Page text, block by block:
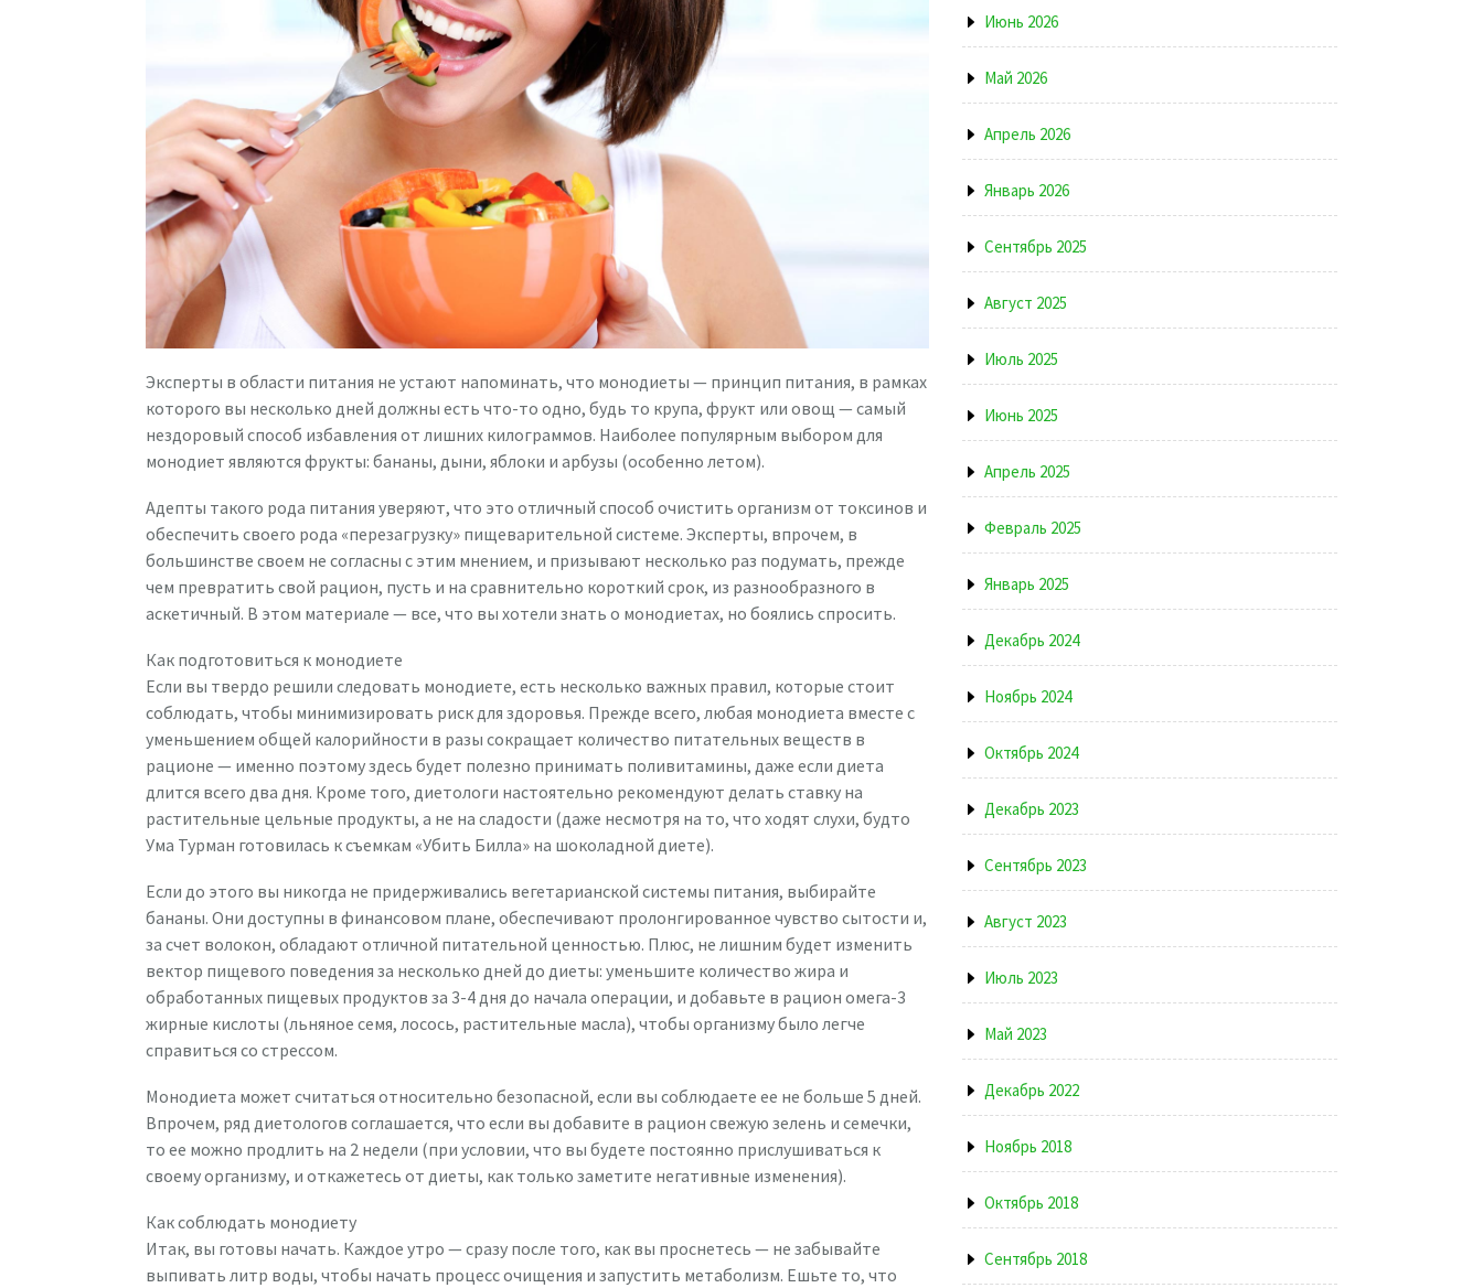
Эксперты в области питания не устают напоминать, что монодиеты — принцип питания, в рамках
которого вы несколько дней должны есть что-то одно, будь то крупа, фрукт или овощ — самый
нездоровый способ избавления от лишних килограммов. Наиболее популярным выбором для
монодиет являются фрукты: бананы, дыни, яблоки и арбузы (особенно летом).
Адепты такого рода питания уверяют, что это отличный способ очистить организм от токсинов и
обеспечить своего рода «перезагрузку» пищеварительной системе. Эксперты, впрочем, в
большинстве своем не согласны с этим мнением, и призывают несколько раз подумать, прежде
чем превратить свой рацион, пусть и на сравнительно короткий срок, из разнообразного в
аскетичный. В этом материале — все, что вы хотели знать о монодиетах, но боялись спросить.
Как подготовиться к монодиете
Если вы твердо решили следовать монодиете, есть несколько важных правил, которые стоит
соблюдать, чтобы минимизировать риск для здоровья. Прежде всего, любая монодиета вместе с
уменьшением общей калорийности в разы сокращает количество питательных веществ в
рационе — именно поэтому здесь будет полезно принимать поливитамины, даже если диета
длится всего два дня. Кроме того, диетологи настоятельно рекомендуют делать ставку на
растительные цельные продукты, а не на сладости (даже несмотря на то, что ходят слухи, будто
Ума Турман готовилась к съемкам «Убить Билла» на шоколадной диете).
Если до этого вы никогда не придерживались вегетарианской системы питания, выбирайте
бананы. Они доступны в финансовом плане, обеспечивают пролонгированное чувство сытости и,
за счет волокон, обладают отличной питательной ценностью. Плюс, не лишним будет изменить
вектор пищевого поведения за несколько дней до диеты: уменьшите количество жира и
обработанных пищевых продуктов за 3-4 дня до начала операции, и добавьте в рацион омега-3
жирные кислоты (льняное семя, лосось, растительные масла), чтобы организму было легче
справиться со стрессом.
Монодиета может считаться относительно безопасной, если вы соблюдаете ее не больше 5 дней.
Впрочем, ряд диетологов соглашается, что если вы добавите в рацион свежую зелень и семечки,
то ее можно продлить на 2 недели (при условии, что вы будете постоянно прислушиваться к
своему организму, и откажетесь от диеты, как только заметите негативные изменения).
Как соблюдать монодиету
Итак, вы готовы начать. Каждое утро — сразу после того, как вы проснетесь — не забывайте
выпивать литр воды, чтобы начать процесс очищения и запустить метаболизм. Ешьте то, что
Июнь 2026
Май 2026
Апрель 2026
Январь 2026
Сентябрь 2025
Август 2025
Июль 2025
Июнь 2025
Апрель 2025
Февраль 2025
Январь 2025
Декабрь 2024
Ноябрь 2024
Октябрь 2024
Декабрь 2023
Сентябрь 2023
Август 2023
Июль 2023
Май 2023
Декабрь 2022
Ноябрь 2018
Октябрь 2018
Сентябрь 2018